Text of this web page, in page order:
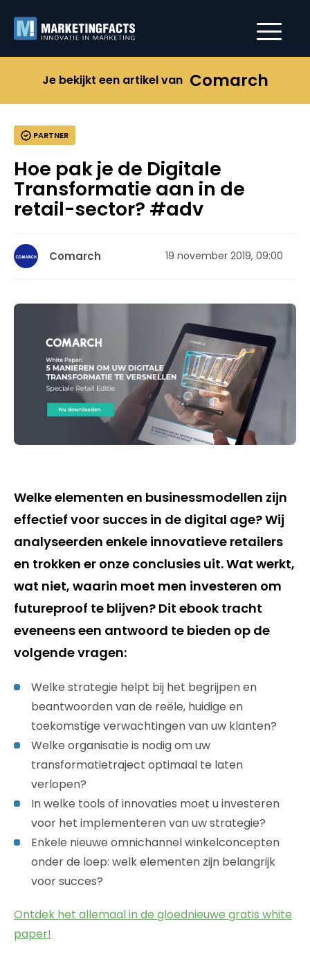
Je bekijkt een artikel van Comarch
PARTNER
Hoe pak je de Digitale
Transformatie aan in de
retail-sector? #adv
Comarch 19 november 2019, 09:00
Welke elementen en businessmodellen zijn
effectief voor succes in de digital age? Wij
analyseerden enkele innovatieve retailers
en trokken er onze conclusies uit. Wat werkt,
wat niet, waarin moet men investeren om
futureproof te blijven? Dit ebook tracht
eveneens een antwoord te bieden op de
volgende vragen:
Welke strategie helpt bij het begrijpen en
beantwoorden van de reële, huidige en
toekomstige verwachtingen van uw klanten?
Welke organisatie is nodig om uw
transformatietraject optimaal te laten
verlopen?
In welke tools of innovaties moet u investeren
voor het implementeren van uw strategie?
Enkele nieuwe omnichannel winkelconcepten
onder de loep: welk elementen zijn belangrijk
voor succes?
Ontdek het allemaal in de gloednieuwe gratis white
paper!